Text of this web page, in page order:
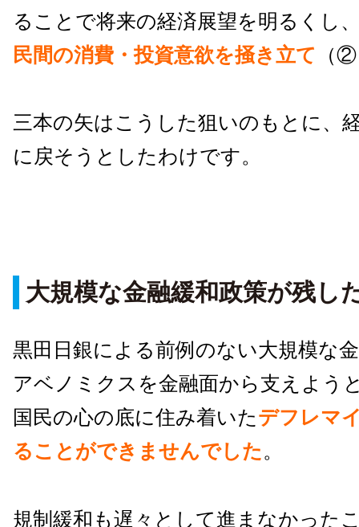
ることで将来の経済展望を明るくし
民間の消費・投資意欲を掻き立て
（
三本の矢はこうした狙いのもとに、
に戻そうとしたわけです。
大規模な金融緩和政策が残し
黒田日銀による前例のない大規模な
アベノミクスを金融面から支えよう
国民の心の底に住み着いたデフレマ
ることができませんでした。
規制緩和も遅々として進まなかった